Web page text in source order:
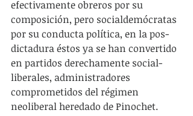
efectivamente obreros por su
composición, pero socialdemócratas
por su conducta política, en la pos-
dictadura éstos ya se han convertido
en partidos derechamente social-
liberales, administradores
comprometidos del régimen
neoliberal heredado de Pinochet.